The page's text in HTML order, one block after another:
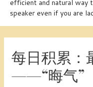
efficient and natural way
speaker even if you are
每日积累：
——“晦气”